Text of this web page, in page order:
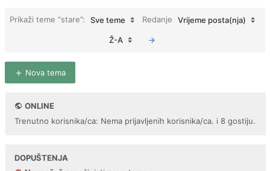
Prikaži teme “stare”: Sve teme Redanje Vrijeme posta(nja)
Ž-A
Nova tema
ONLINE
Trenutno korisnika/ca: Nema prijavljenih korisnika/ca. i 8 gostiju.
DOPUŠTENJA